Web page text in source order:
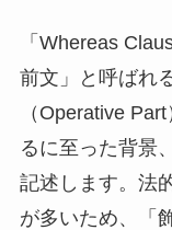
「Whereas
前文」と呼ばれ
（Operative
るに至った背景
記述します。法
が多いため、「